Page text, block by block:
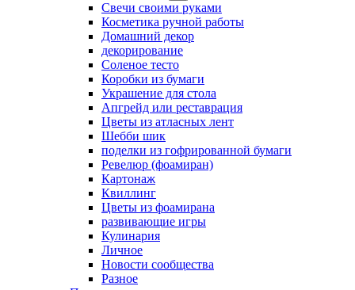
Свечи своими руками
Косметика ручной работы
Домашний декор
декорирование
Соленое тесто
Коробки из бумаги
Украшение для стола
Апгрейд или реставрация
Цветы из атласных лент
Шебби шик
поделки из гофрированной бумаги
Ревелюр (фоамиран)
Картонаж
Квиллинг
Цветы из фоамирана
развивающие игры
Кулинария
Личное
Новости сообщества
Разное